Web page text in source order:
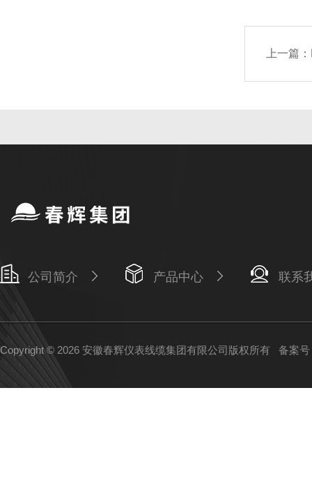
上一篇：
公司简介 产品中心 联系
Copyright © 2026 安徽春辉仪表线缆集团有限公司版权所有 备案号